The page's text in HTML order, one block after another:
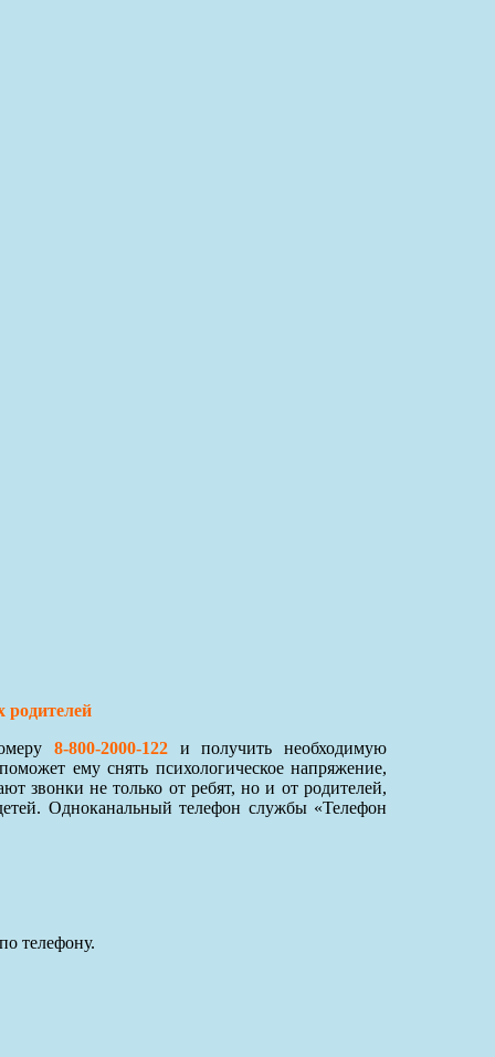
родителей
8-800-2000-122и получить необходимую
ему снять психологическое напряжение,
звонки не только от ребят, но и от родителей,
Одноканальный телефон службы «Телефон
телефону.